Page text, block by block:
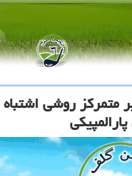
متمركز روشی